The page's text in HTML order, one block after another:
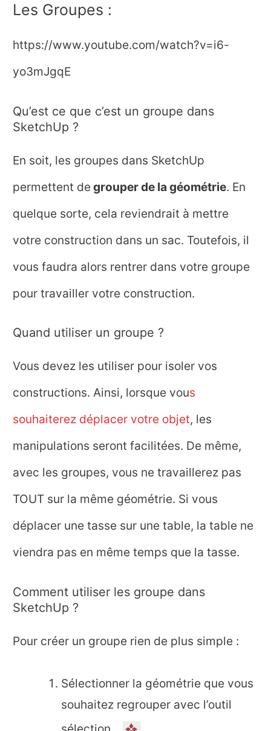
Les Groupes :
https://www.youtube.com/watch?v=i6-
yo3mJgqE
Qu’est ce que c’est un groupe dans
SketchUp ?
En soit, les groupes dans SketchUp
permettent de grouper de la géométrie. En
quelque sorte, cela reviendrait à mettre
votre construction dans un sac. Toutefois, il
vous faudra alors rentrer dans votre groupe
pour travailler votre construction.
Quand utiliser un groupe ?
Vous devez les utiliser pour isoler vos
constructions. Ainsi, lorsque vous
souhaiterez déplacer votre objet, les
manipulations seront facilitées. De même,
avec les groupes, vous ne travaillerez pas
TOUT sur la même géométrie. Si vous
déplacer une tasse sur une table, la table ne
viendra pas en même temps que la tasse.
Comment utiliser les groupe dans
SketchUp ?
Pour créer un groupe rien de plus simple :
Sélectionner la géométrie que vous
souhaitez regrouper avec l’outil